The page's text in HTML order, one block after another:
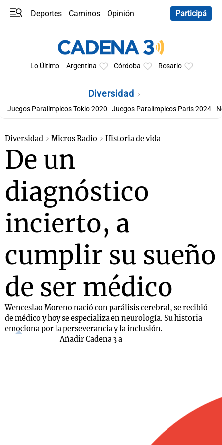
Deportes Caminos
Opinión
Participá
Lo Último Argentina Córdoba Rosario
Diversidad
Juegos Paralímpicos Tokio 2020 Juegos Paralímpicos París 2024
Diversidad Micros Radio Historia de vida
De un
diagnóstico
incierto, a
cumplir su sueño
de ser médico
Wenceslao Moreno nació con parálisis cerebral, se recibió
de médico y hoy se especializa en neurología. Su historia
emociona por la perseverancia y la inclusión.
Añadir Cadena 3 a